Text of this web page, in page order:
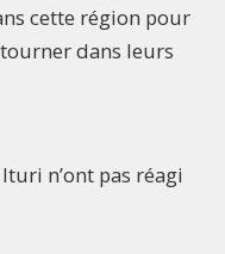
cette région pour
dans leurs
n’ont pas réagi